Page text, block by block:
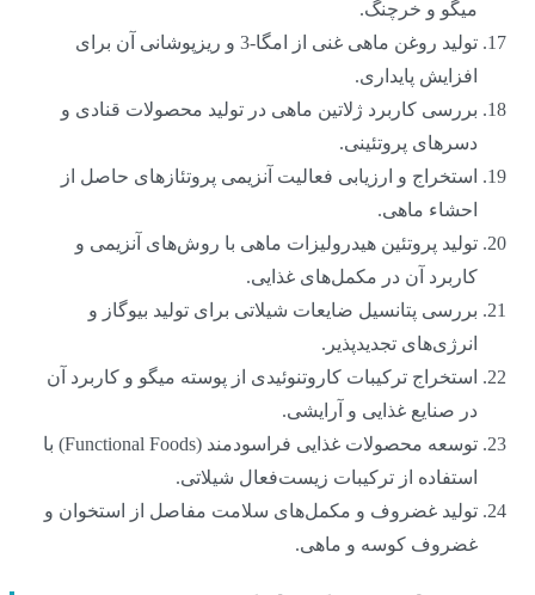
میگو و خرچنگ.
تولید روغن ماهی غنی از امگا-3 و ریزپوشانی آن برای
افزایش پایداری.
بررسی کاربرد ژلاتین ماهی در تولید محصولات قنادی و
دسرهای پروتئینی.
استخراج و ارزیابی فعالیت آنزیمی پروتئازهای حاصل از
احشاء ماهی.
تولید پروتئین هیدرولیزات ماهی با روش‌های آنزیمی و
کاربرد آن در مکمل‌های غذایی.
بررسی پتانسیل ضایعات شیلاتی برای تولید بیوگاز و
انرژی‌های تجدیدپذیر.
استخراج ترکیبات کاروتنوئیدی از پوسته میگو و کاربرد آن
در صنایع غذایی و آرایشی.
توسعه محصولات غذایی فراسودمند (Functional Foods) با
استفاده از ترکیبات زیست‌فعال شیلاتی.
تولید غضروف و مکمل‌های سلامت مفاصل از استخوان و
غضروف کوسه و ماهی.